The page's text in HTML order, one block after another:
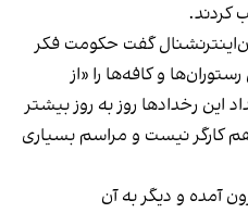
کردند.
گفت حکومت فکر
و کافه‌ها را «از
این رخدادها روز به روز بیشتر
کارگر نیست و مراسم بسیاری
آمده و دیگر به آن